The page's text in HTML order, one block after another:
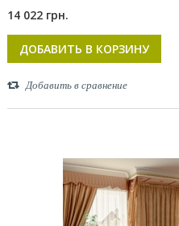
14 022 грн.
ДОБАВИТЬ В КОРЗИНУ
Добавить в сравнение